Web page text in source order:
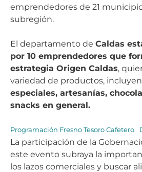
emprendedores de 21
subregión.
El departamento de Caldas
por 10 emprendedores que
estrategia Origen Caldas,
variedad de productos,
especiales, artesanías,
snacks en general.
Programación Fresno Tesoro Cafetero
La participación de la
este evento subraya la
los lazos comerciales y buscar